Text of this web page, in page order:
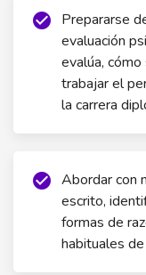
check_circle Prepararse
evaluación
evalúa,
trabajar el
la carrera
check_circle Abordar con
escrito,
formas de
habituales